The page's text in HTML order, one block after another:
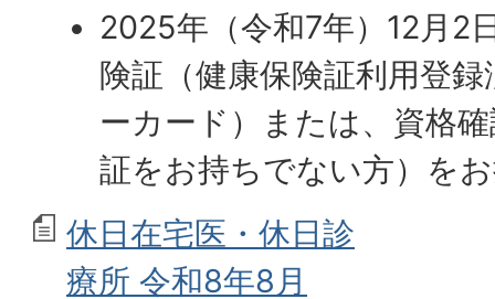
2025年（令和7年）12月2
険証（健康保険証利用登
ーカード）または、資格
証をお持ちでない方）を
休日在宅医・休日診
療所 令和8年8月